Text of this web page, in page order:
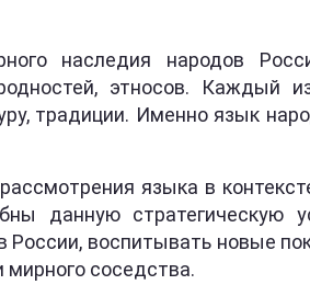
наследия народов
этносов. Каждый
традиции. Именно язык
языка в
данную стратегическую
воспитывать новые
мирного соседства.